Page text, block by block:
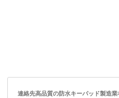
連絡先高品質の防水キーパッド製造